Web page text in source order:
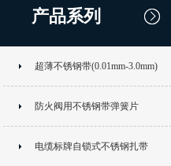
产品系列
超薄不锈钢带(0.01mm-3.0mm)
防火阀用不锈钢带弹簧片
电缆标牌自锁式不锈钢扎带